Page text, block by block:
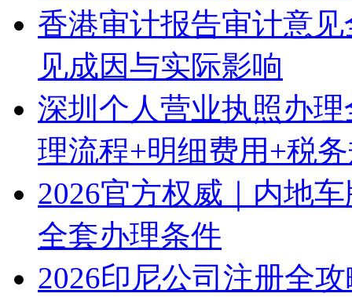
香港审计报告审计意
见成因与实际影响
深圳个人营业执照办
理流程+明细费用+税
2026官方权威｜内地
全套办理条件
2026印尼公司注册全